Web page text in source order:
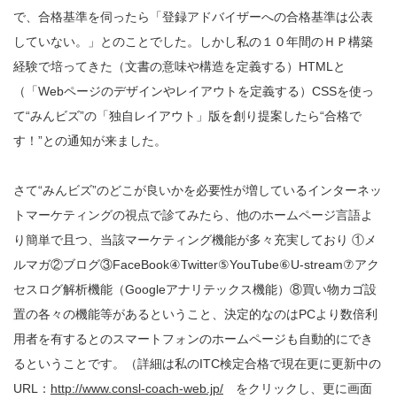
で、合格基準を伺ったら「登録アドバイザーへの合格基準は公表
していない。」とのことでした。しかし私の１０年間のＨＰ構築
経験で培ってきた（文書の意味や構造を定義する）HTMLと
（「Webページのデザインやレイアウトを定義する）CSSを使っ
て“みんビズ”の「独自レイアウト」版を創り提案したら“合格で
す！”との通知が来ました。
さて“みんビズ”のどこが良いかを必要性が増しているインターネッ
トマーケティングの視点で診てみたら、他のホームページ言語よ
り簡単で且つ、当該マーケティング機能が多々充実しており ①メ
ルマガ②ブログ③FaceBook④Twitter⑤YouTube⑥U-stream⑦アク
セスログ解析機能（Googleアナリテックス機能）⑧買い物カゴ設
置の各々の機能等があるということ、決定的なのはPCより数倍利
用者を有するとのスマートフォンのホームページも自動的にでき
るということです。（詳細は私のITC検定合格で現在更に更新中の
URL： http://www.consl-coach-web.jp/ をクリックし、更に画面